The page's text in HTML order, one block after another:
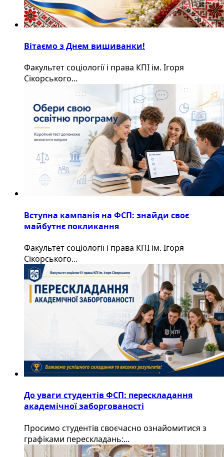
Вітаємо з Днем вишиванки!
Факультет соціології і права КПІ ім. Ігоря
Сікорського...
Вступна кампанія на ФСП: знайди своє
майбутнє покликання
Факультет соціології і права КПІ ім. Ігоря
Сікорського...
До уваги студентів ФСП: перескладання
академічної заборгованості
Просимо студентів своєчасно ознайомитися з
графіками перескладань:...